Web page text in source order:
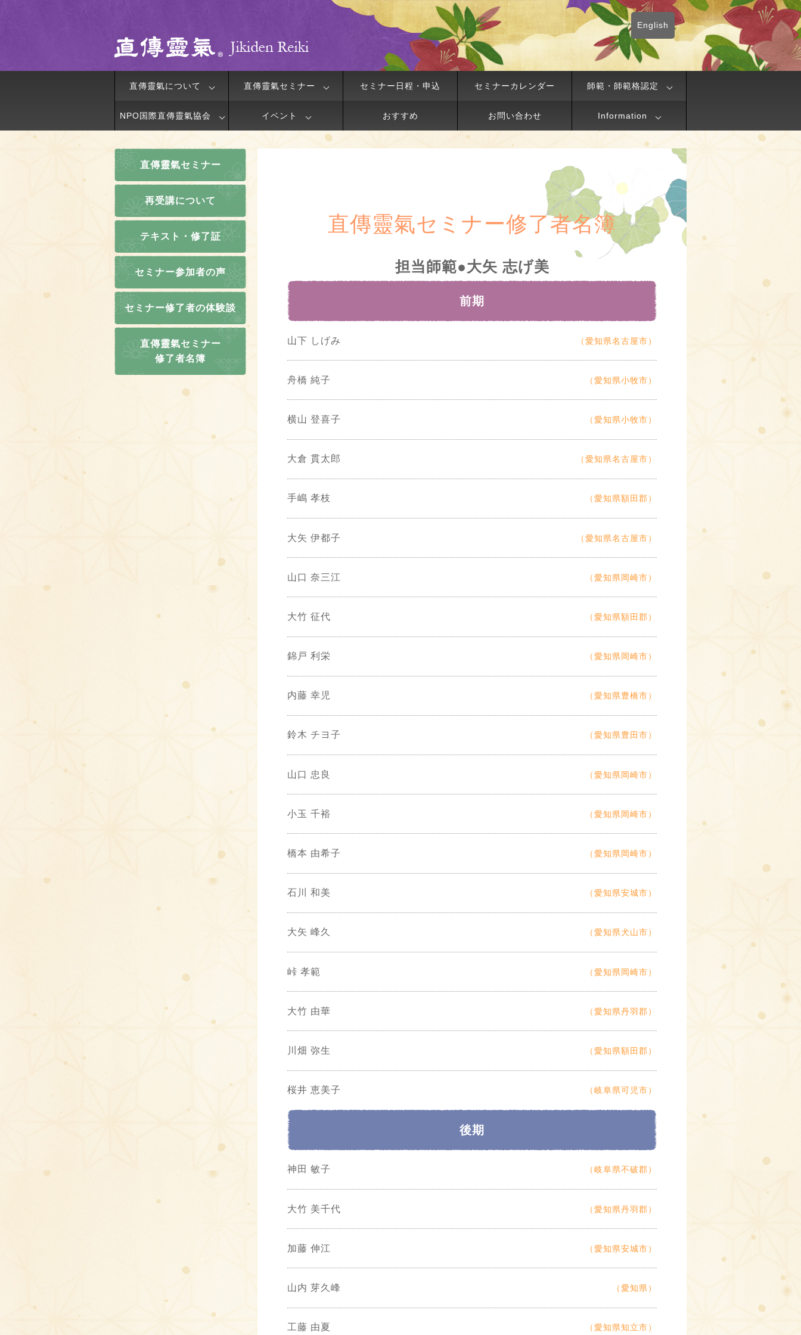
English
直傳靈氣について 直傳靈氣セミナー セミナー日程・申込 セミナーカレンダー 師範・師範格認定
NPO国際直傳靈氣協会 イベント おすすめ お問い合わせ Information
直傳靈氣セミナー
再受講について
テキスト・修了証
セミナー参加者の声
セミナー修了者の体験談
直傳靈氣セミナー
修了者名簿
直傳靈氣セミナー修了者名簿
担当師範●大矢 志げ美
前期
山下 しげみ （愛知県名古屋市）
舟橋 純子 （愛知県小牧市）
横山 登喜子 （愛知県小牧市）
大倉 貫太郎 （愛知県名古屋市）
手嶋 孝枝 （愛知県額田郡）
大矢 伊都子 （愛知県名古屋市）
山口 奈三江 （愛知県岡崎市）
大竹 征代 （愛知県額田郡）
錦戸 利栄 （愛知県岡崎市）
内藤 幸児 （愛知県豊橋市）
鈴木 チヨ子 （愛知県豊田市）
山口 忠良 （愛知県岡崎市）
小玉 千裕 （愛知県岡崎市）
橋本 由希子 （愛知県岡崎市）
石川 和美 （愛知県安城市）
大矢 峰久 （愛知県犬山市）
峠 孝範 （愛知県岡崎市）
大竹 由華 （愛知県丹羽郡）
川畑 弥生 （愛知県額田郡）
桜井 恵美子 （岐阜県可児市）
後期
神田 敏子 （岐阜県不破郡）
大竹 美千代 （愛知県丹羽郡）
加藤 伸江 （愛知県安城市）
山内 芽久峰 （愛知県）
工藤 由夏 （愛知県知立市）